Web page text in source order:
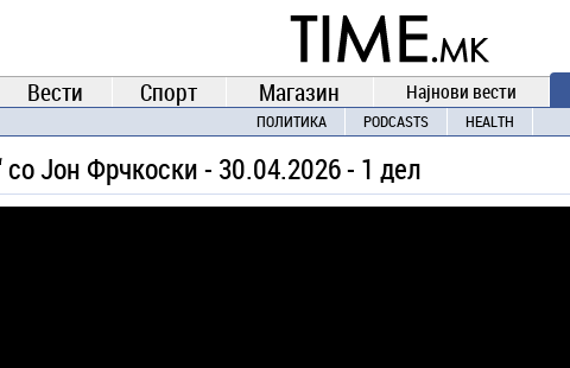
TIME.mk
ВЕСТИ
NEWS
Вести Спорт Магазин Најнови вести
ПОЛИТИКА PODCASTS HEALTH
со Јон Фрчкоски - 30.04.2026 - 1 дел